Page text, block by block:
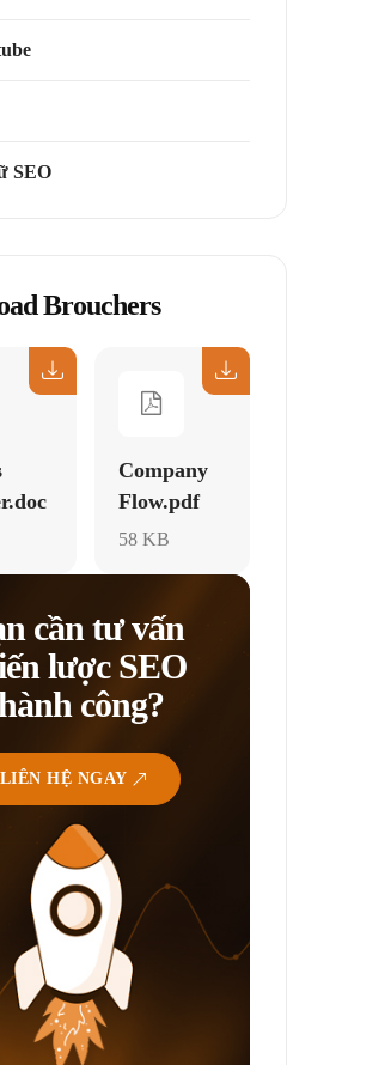
SEO
Brouchers
Company
Flow.pdf
58 KB
cần tư vấn
lược SEO
công?
LIÊN HỆ NGAY